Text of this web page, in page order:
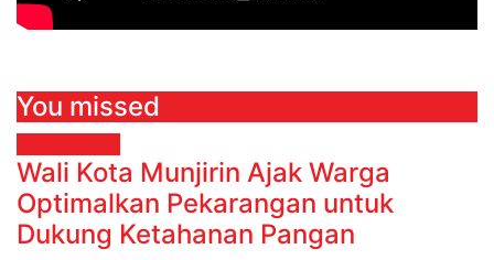
You missed
Wali Kota Munjirin Ajak Warga
Optimalkan Pekarangan untuk
Dukung Ketahanan Pangan